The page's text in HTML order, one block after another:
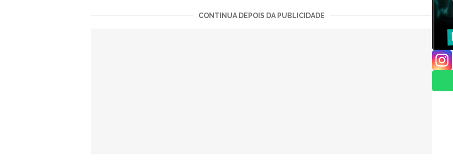
CONTINUA DEPOIS DA PUBLICIDADE